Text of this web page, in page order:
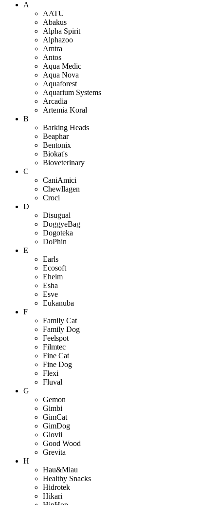
A
AATU
Abakus
Alpha Spirit
Alphazoo
Amtra
Antos
Aqua Medic
Aqua Nova
Aquaforest
Aquarium Systems
Arcadia
Artemia Koral
B
Barking Heads
Beaphar
Bentonix
Biokat's
Bioveterinary
C
CaniAmici
Chewllagen
Croci
D
Disugual
DoggyeBag
Dogoteka
DoPhin
E
Earls
Ecosoft
Eheim
Esha
Esve
Eukanuba
F
Family Cat
Family Dog
Feelspot
Filmtec
Fine Cat
Fine Dog
Flexi
Fluval
G
Gemon
Gimbi
GimCat
GimDog
Glovii
Good Wood
Grevita
H
Hau&Miau
Healthy Snacks
Hidrotek
Hikari